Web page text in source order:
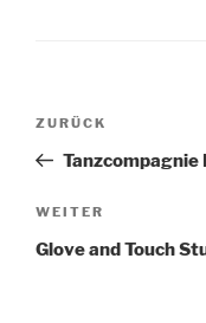
Vorheriger
Beitrag
ZURÜCK
Tanzcompagnie
Nächster
Beitrag
WEITER
Glove and Touch